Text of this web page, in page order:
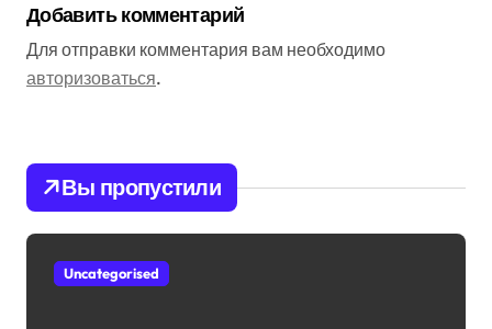
Добавить комментарий
Для отправки комментария вам необходимо
авторизоваться.
Вы пропустили
Uncategorised